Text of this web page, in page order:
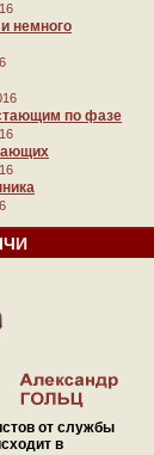
немного
по фазе
от службы
в